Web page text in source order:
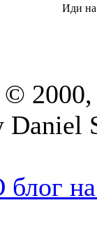
Иди
© 2000,
блог